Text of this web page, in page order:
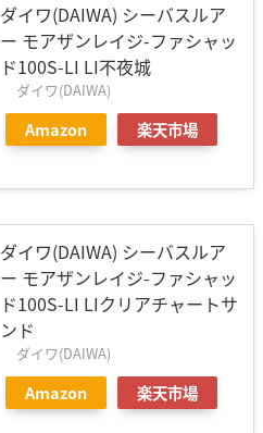
ダイワ(DAIWA) シーバスルア
ー モアザンレイジ-ファシャッ
ド100S-LI LI不夜城
ダイワ(DAIWA)
Amazon 楽天市場
ダイワ(DAIWA) シーバスルア
ー モアザンレイジ-ファシャッ
ド100S-LI LIクリアチャートサ
ンド
ダイワ(DAIWA)
Amazon 楽天市場